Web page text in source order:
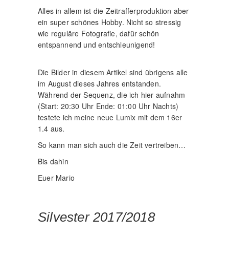
Alles in allem ist die Zeitrafferproduktion aber
ein super schönes Hobby. Nicht so stressig
wie reguläre Fotografie, dafür schön
entspannend und entschleunigend!
Die Bilder in diesem Artikel sind übrigens alle
im August dieses Jahres entstanden.
Während der Sequenz, die ich hier aufnahm
(Start: 20:30 Uhr Ende: 01:00 Uhr Nachts)
testete ich meine neue Lumix mit dem 16er
1.4 aus.
So kann man sich auch die Zeit vertreiben…
Bis dahin
Euer Mario
Silvester 2017/2018